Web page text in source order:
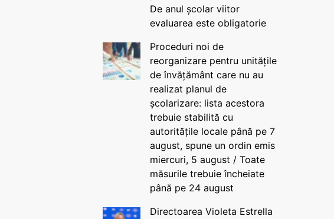
De anul școlar viitor
evaluarea este obligatorie
Proceduri noi de
reorganizare pentru unitățile
de învățământ care nu au
realizat planul de
școlarizare: lista acestora
trebuie stabilită cu
autoritățile locale până pe 7
august, spune un ordin emis
miercuri, 5 august / Toate
măsurile trebuie încheiate
până pe 24 august
Directoarea Violeta Estrella